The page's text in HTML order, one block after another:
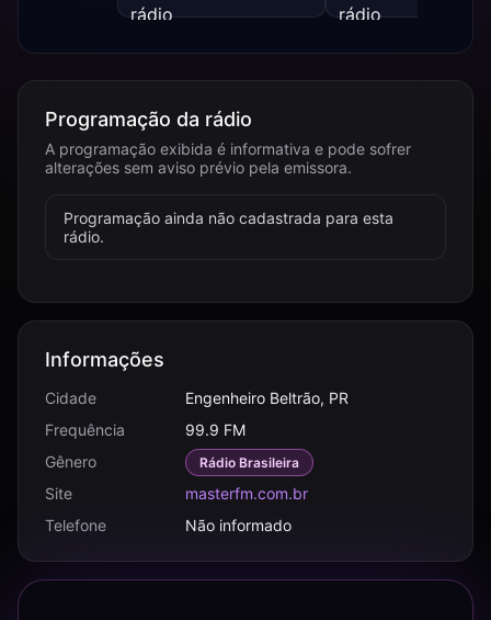
Programação da rádio
A programação exibida é informativa e pode sofrer
alterações sem aviso prévio pela emissora.
Programação ainda não cadastrada para esta
rádio.
Informações
Cidade
Engenheiro Beltrão, PR
Frequência
99.9 FM
Gênero
Rádio Brasileira
Site
masterfm.com.br
Telefone
Não informado